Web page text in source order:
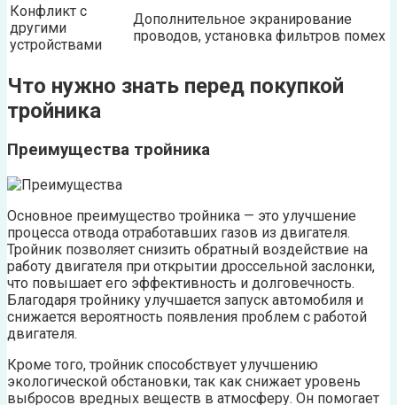
Конфликт с
другими
устройствами
Дополнительное экранирование
проводов, установка фильтров помех
Что нужно знать перед покупкой
тройника
Преимущества тройника
Основное преимущество тройника — это улучшение
процесса отвода отработавших газов из двигателя.
Тройник позволяет снизить обратный воздействие на
работу двигателя при открытии дроссельной заслонки,
что повышает его эффективность и долговечность.
Благодаря тройнику улучшается запуск автомобиля и
снижается вероятность появления проблем с работой
двигателя.
Кроме того, тройник способствует улучшению
экологической обстановки, так как снижает уровень
выбросов вредных веществ в атмосферу. Он помогает